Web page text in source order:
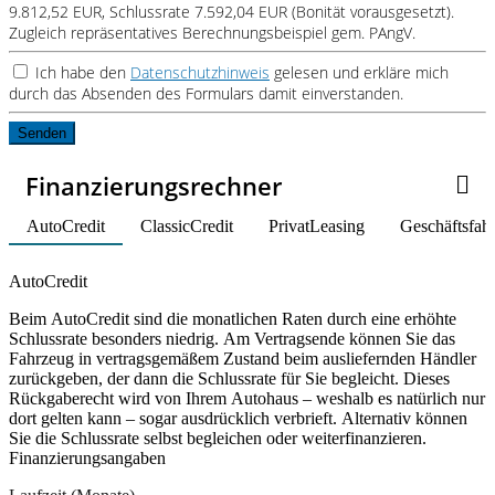
9.812,52 EUR, Schlussrate 7.592,04 EUR (Bonität vorausgesetzt).
Zugleich repräsentatives Berechnungsbeispiel gem. PAngV.
Ich habe den Datenschutzhinweis gelesen und erkläre mich
durch das Absenden des Formulars damit einverstanden.
Senden
Finanzierungsrechner
AutoCredit ClassicCredit PrivatLeasing
AutoCredit
Beim AutoCredit sind die monatlichen Raten durch eine erhöhte
Schlussrate besonders niedrig. Am Vertragsende können Sie das
Fahrzeug in vertragsgemäßem Zustand beim ausliefernden Händler
zurückgeben, der dann die Schlussrate für Sie begleicht. Dieses
Rückgaberecht wird von Ihrem Autohaus – weshalb es natürlich nur
dort gelten kann – sogar ausdrücklich verbrieft. Alternativ können
Sie die Schlussrate selbst begleichen oder weiterfinanzieren.
Finanzierungsangaben